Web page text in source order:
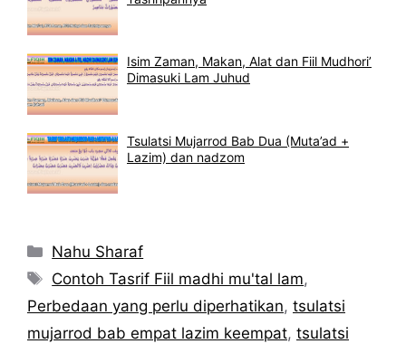
Isim Zaman, Makan, Alat dan Fiil Mudhori’
Dimasuki Lam Juhud
Tsulatsi Mujarrod Bab Dua (Muta’ad +
Lazim) dan nadzom
Kategori
Nahu Sharaf
Tag
Contoh Tasrif Fiil madhi mu'tal lam,
Perbedaan yang perlu diperhatikan, tsulatsi
mujarrod bab empat lazim keempat, tsulatsi